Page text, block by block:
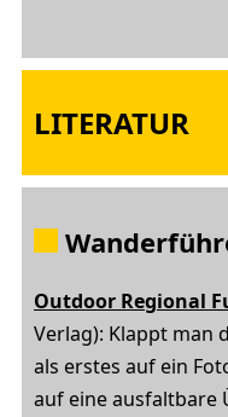
LITERATUR
Outdoor Regional
Verlag): Klappt man
als erstes auf ein
auf eine ausfaltbare